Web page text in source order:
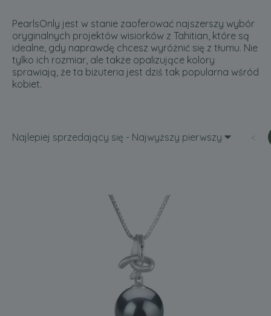
PearlsOnly jest w stanie zaoferować najszerszy wybór
oryginalnych projektów wisiorków z Tahitian, które są
idealne, gdy naprawdę chcesz wyróżnić się z tłumu. Nie
tylko ich rozmiar, ale także opalizujące kolory
sprawiają, że ta biżuteria jest dziś tak popularna wśród
kobiet.
Najlepiej sprzedający się - Najwyższy pierwszy